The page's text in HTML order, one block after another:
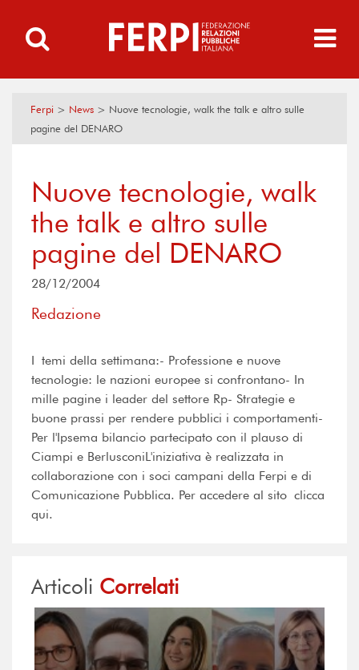
Ferpi > News > Nuove tecnologie, walk the talk e altro sulle
pagine del DENARO
Nuove tecnologie, walk
the talk e altro sulle
pagine del DENARO
28/12/2004
Redazione
I temi della settimana:- Professione e nuove
tecnologie: le nazioni europee si confrontano- In
mille pagine i leader del settore Rp- Strategie e
buone prassi per rendere pubblici i comportamenti-
Per l'Ipsema bilancio partecipato con il plauso di
Ciampi e BerlusconiL'iniziativa è realizzata in
collaborazione con i soci campani della Ferpi e di
Comunicazione Pubblica. Per accedere al sito clicca
qui.
Articoli Correlati